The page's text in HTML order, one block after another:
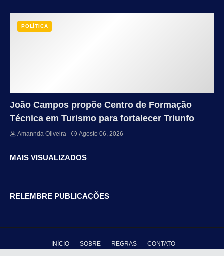
POLÍTICA
João Campos propõe Centro de Formação
Técnica em Turismo para fortalecer Triunfo
Amannda Oliveira Agosto 06, 2026
MAIS VISUALIZADOS
RELEMBRE PUBLICAÇÕES
INÍCIO SOBRE REGRAS CONTATO